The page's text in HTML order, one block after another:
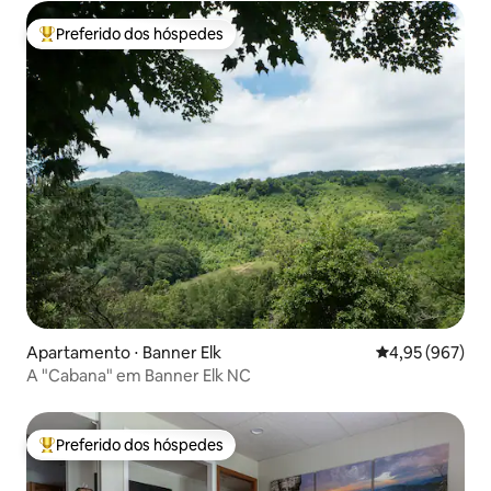
Entre os melhores preferidos dos hóspedes
Preferido dos hóspedes
Apartamento ⋅ Banner Elk 4,95 de uma
4,95 (967)
A "Cabana" em Banner Elk NC
Entre os melhores preferidos dos hóspedes
Preferido dos hóspedes